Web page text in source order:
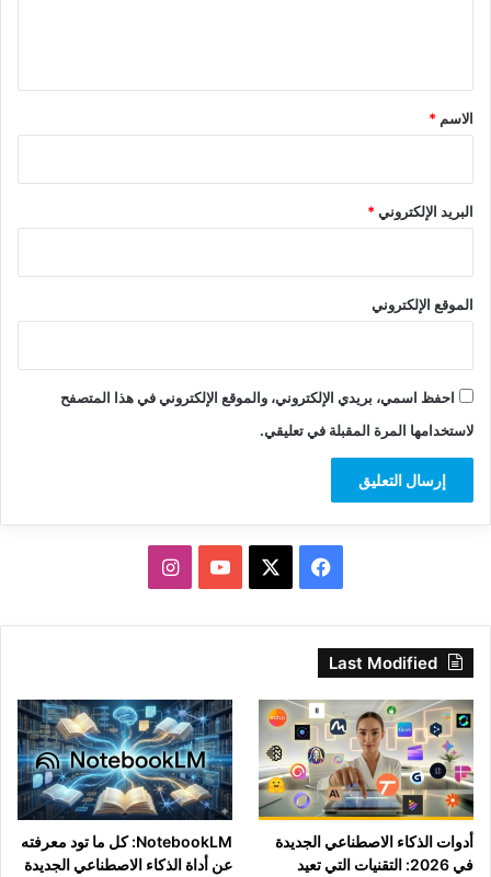
*
الاسم *
البريد الإلكتروني*
الموقع الإلكتروني
احفظ اسمي، بريدي الإلكتروني، والموقع الإلكتروني في هذا المتصفح
لاستخدامها المرة المقبلة في تعليقي.
فيسبوك ‫YouTubeانستقرام
Last Modified
أدوات الذكاء الاصطناعي الجديدة
في 2026: التقنيات التي تعيد
NotebookLM: كل ما تود معرفته
عن أداة الذكاء الاصطناعي الجديدة